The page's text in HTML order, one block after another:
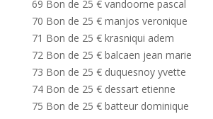
69 Bon de 25 € vandoorne pascal
70 Bon de 25 € manjos veronique
71 Bon de 25 € krasniqui adem
72 Bon de 25 € balcaen jean marie
73 Bon de 25 € duquesnoy yvette
74 Bon de 25 € dessart etienne
75 Bon de 25 € batteur dominique